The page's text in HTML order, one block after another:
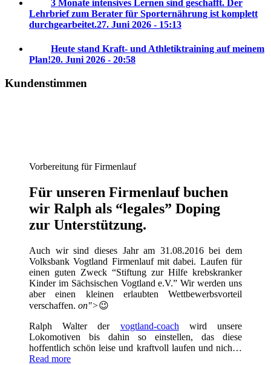
3 Monate intensives Lernen sind geschafft. Der
Lehrbrief zum Berater für Sporternährung ist komplett
durchgearbeitet.27. Juni 2026 - 15:13
Heute stand Kraft- und Athletiktraining auf meinem
Plan!20. Juni 2026 - 20:58
Kundenstimmen
Vorbereitung für Firmenlauf
Für unseren Firmenlauf buchen
wir Ralph als “legales” Doping
zur Unterstützung.
Auch wir sind dieses Jahr am 31.08.2016 bei dem
Volksbank Vogtland Firmenlauf mit dabei. Laufen für
einen guten Zweck “Stiftung zur Hilfe krebskranker
Kinder im Sächsischen Vogtland e.V.” Wir werden uns
aber einen kleinen erlaubten Wettbewerbsvorteil
verschaffen. on">😉
Ralph Walter der vogtland-coach wird unsere
Lokomotiven bis dahin so einstellen, das diese
hoffentlich schön leise und kraftvoll laufen und nich…
Read more